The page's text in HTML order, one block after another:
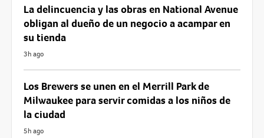
La delincuencia y las obras en National Avenue
obligan al dueño de un negocio a acampar en
su tienda
3h ago
Los Brewers se unen en el Merrill Park de
Milwaukee para servir comidas a los niños de
la ciudad
5h ago